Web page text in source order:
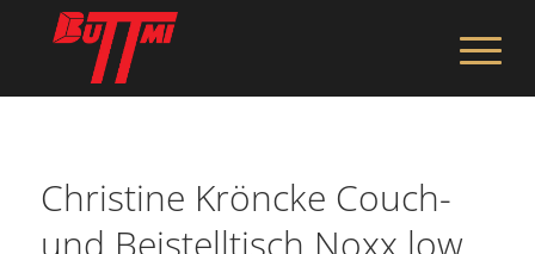
Christine Kröncke Couch-
und Beistelltisch Noxx low